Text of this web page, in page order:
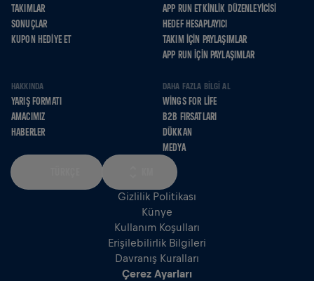
TAKIMLAR
SONUÇLAR
KUPON HEDIYE ET
APP RUN ETKINLIK DÜZENLEYICISI
HEDEF HESAPLAYICI
TAKIM İÇIN PAYLAŞIMLAR
APP RUN İÇIN PAYLAŞIMLAR
HAKKINDA
YARIŞ FORMATI
AMACIMIZ
HABERLER
DAHA FAZLA BILGI AL
WINGS FOR LIFE
B2B FIRSATLARI
DÜKKAN
MEDYA
Gizlilik Politikası
Künye
Kullanım Koşulları
Erişilebilirlik Bilgileri
Davranış Kuralları
Çerez Ayarları